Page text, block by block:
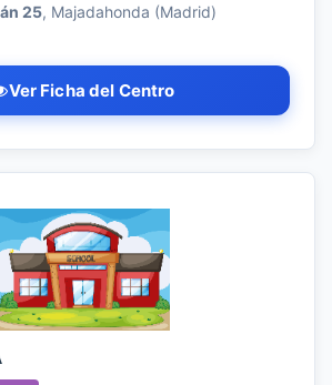
25, Majadahonda (Madrid)
Ver Ficha del Centro